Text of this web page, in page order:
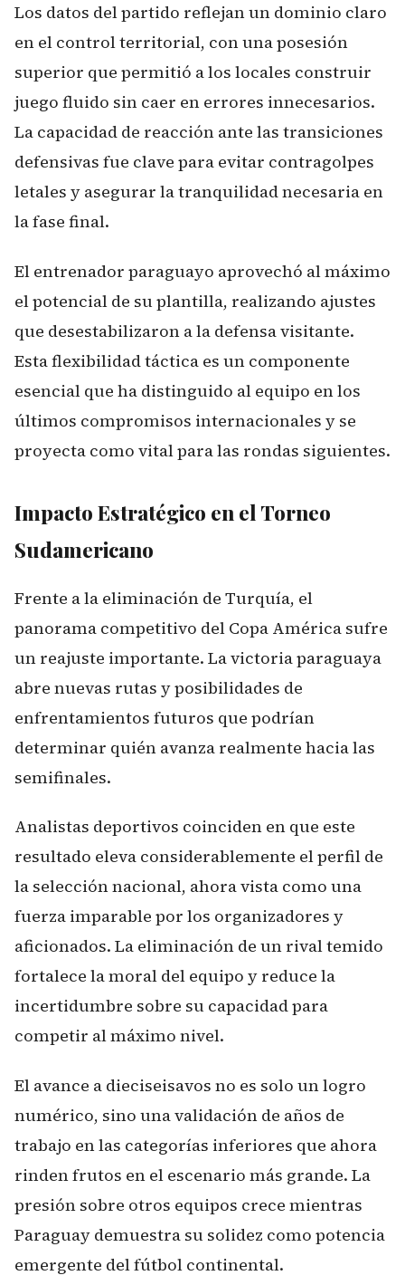
Los datos del partido reflejan un dominio claro
en el control territorial, con una posesión
superior que permitió a los locales construir
juego fluido sin caer en errores innecesarios.
La capacidad de reacción ante las transiciones
defensivas fue clave para evitar contragolpes
letales y asegurar la tranquilidad necesaria en
la fase final.
El entrenador paraguayo aprovechó al máximo
el potencial de su plantilla, realizando ajustes
que desestabilizaron a la defensa visitante.
Esta flexibilidad táctica es un componente
esencial que ha distinguido al equipo en los
últimos compromisos internacionales y se
proyecta como vital para las rondas siguientes.
Impacto Estratégico en el Torneo
Sudamericano
Frente a la eliminación de Turquía, el
panorama competitivo del Copa América sufre
un reajuste importante. La victoria paraguaya
abre nuevas rutas y posibilidades de
enfrentamientos futuros que podrían
determinar quién avanza realmente hacia las
semifinales.
Analistas deportivos coinciden en que este
resultado eleva considerablemente el perfil de
la selección nacional, ahora vista como una
fuerza imparable por los organizadores y
aficionados. La eliminación de un rival temido
fortalece la moral del equipo y reduce la
incertidumbre sobre su capacidad para
competir al máximo nivel.
El avance a dieciseisavos no es solo un logro
numérico, sino una validación de años de
trabajo en las categorías inferiores que ahora
rinden frutos en el escenario más grande. La
presión sobre otros equipos crece mientras
Paraguay demuestra su solidez como potencia
emergente del fútbol continental.